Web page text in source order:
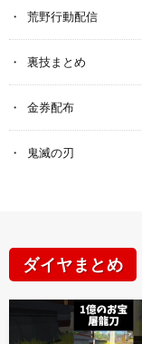
荒野行動配信
裏技まとめ
金券配布
鬼滅の刃
ダイヤまとめ